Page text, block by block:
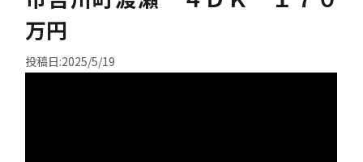
万円
投稿日:2025/5/19